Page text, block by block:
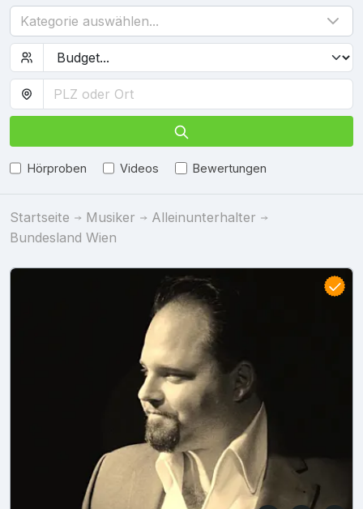
Kategorie auswählen...
Hörproben Videos Bewertungen
Startseite Musiker
Alleinunterhalter
Bundesland Wien